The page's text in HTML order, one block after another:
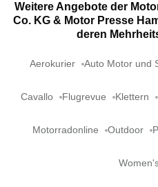
Weitere Angebote der
Co. KG & Motor Presse
deren
Aerokurier Auto Motor und
Cavallo Flugrevue Klettern
Motorradonline Outdoor